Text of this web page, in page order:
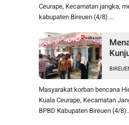
Ceurape, Kecamatan jangka,
kabupaten Bireuen (4/8) ...
Masyarakat korban bencana
Kuala Ceurape, Kecamatan
BPBD Kabupaten Bireuen (4/